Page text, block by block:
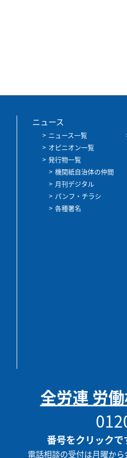
ニュース
ニュース一覧
オピニオン一覧
発行物一覧
機関紙自治体の仲間
月刊デジタル
パンフ・チラシ
各種署名
全労連 労
番号をクリックで
電話相談の受付は月曜から